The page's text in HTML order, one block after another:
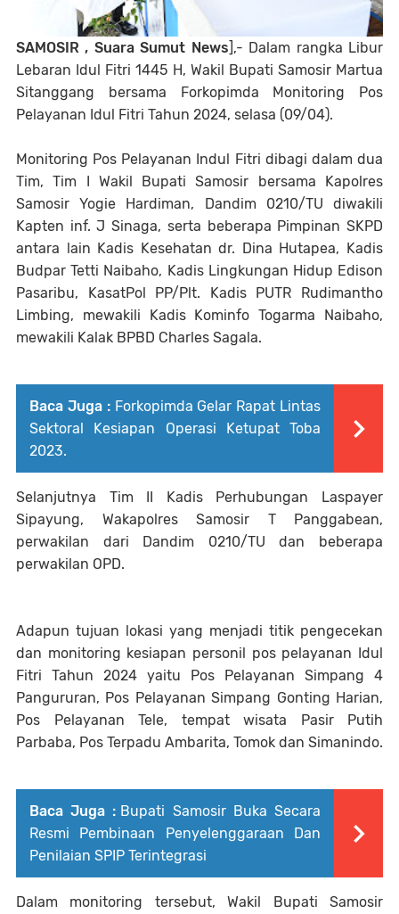
SAMOSIR , Suara Sumut News],- Dalam rangka Libur
Lebaran Idul Fitri 1445 H, Wakil Bupati Samosir Martua
Sitanggang bersama Forkopimda Monitoring Pos
Pelayanan Idul Fitri Tahun 2024, selasa (09/04).
Monitoring Pos Pelayanan Indul Fitri dibagi dalam dua
Tim, Tim I Wakil Bupati Samosir bersama Kapolres
Samosir Yogie Hardiman, Dandim 0210/TU diwakili
Kapten inf. J Sinaga, serta beberapa Pimpinan SKPD
antara lain Kadis Kesehatan dr. Dina Hutapea, Kadis
Budpar Tetti Naibaho, Kadis Lingkungan Hidup Edison
Pasaribu, KasatPol PP/Plt. Kadis PUTR Rudimantho
Limbing, mewakili Kadis Kominfo Togarma Naibaho,
mewakili Kalak BPBD Charles Sagala.
Baca Juga : Forkopimda Gelar Rapat Lintas
Sektoral Kesiapan Operasi Ketupat Toba
2023.
Selanjutnya Tim II Kadis Perhubungan Laspayer
Sipayung, Wakapolres Samosir T Panggabean,
perwakilan dari Dandim 0210/TU dan beberapa
perwakilan OPD.
Adapun tujuan lokasi yang menjadi titik pengecekan
dan monitoring kesiapan personil pos pelayanan Idul
Fitri Tahun 2024 yaitu Pos Pelayanan Simpang 4
Pangururan, Pos Pelayanan Simpang Gonting Harian,
Pos Pelayanan Tele, tempat wisata Pasir Putih
Parbaba, Pos Terpadu Ambarita, Tomok dan Simanindo.
Baca Juga : Bupati Samosir Buka Secara
Resmi Pembinaan Penyelenggaraan Dan
Penilaian SPIP Terintegrasi
Dalam monitoring tersebut, Wakil Bupati Samosir